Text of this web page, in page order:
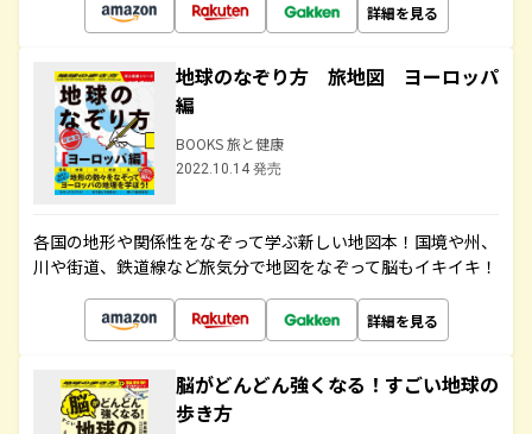
詳細を見る
地球のなぞり方 旅地図 ヨーロッパ
編
BOOKS 旅と健康
2022.10.14 発売
各国の地形や関係性をなぞって学ぶ新しい地図本！国境や州、
川や街道、鉄道線など旅気分で地図をなぞって脳もイキイキ！
詳細を見る
脳がどんどん強くなる！すごい地球の
歩き方